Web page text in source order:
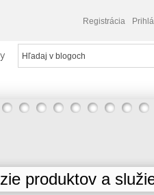
Registrácia
produktov a